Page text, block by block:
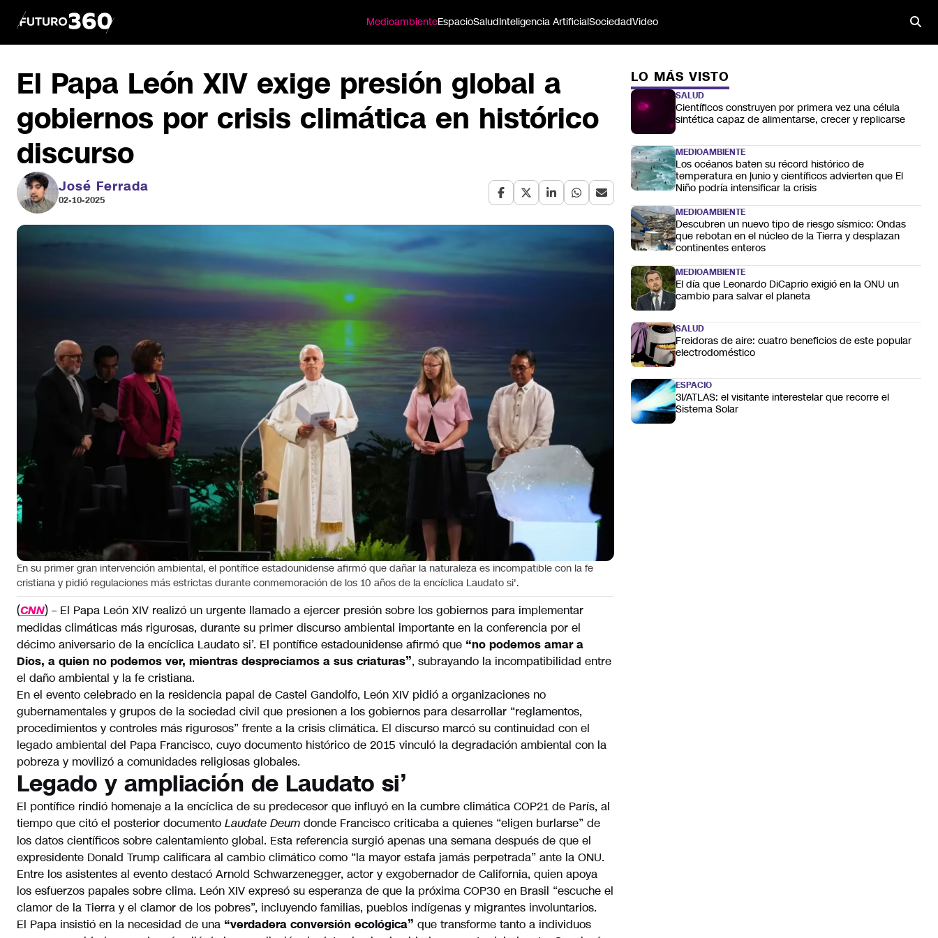
MedioambienteEspacioSaludInteligencia ArtificialSociedadVideo
El Papa León XIV exige presión global a
gobiernos por crisis climática en histórico
discurso
José Ferrada
02-10-2025
En su primer gran intervención ambiental, el pontífice estadounidense afirmó que dañar la naturaleza es incompatible con la fe
cristiana y pidió regulaciones más estrictas durante conmemoración de los 10 años de la encíclica Laudato si'.
(CNN) – El Papa León XIV realizó un urgente llamado a ejercer presión sobre los gobiernos para implementar
medidas climáticas más rigurosas, durante su primer discurso ambiental importante en la conferencia por el
décimo aniversario de la encíclica Laudato si’. El pontífice estadounidense afirmó que “no podemos amar a
Dios, a quien no podemos ver, mientras despreciamos a sus criaturas”, subrayando la incompatibilidad entre
el daño ambiental y la fe cristiana.
En el evento celebrado en la residencia papal de Castel Gandolfo, León XIV pidió a organizaciones no
gubernamentales y grupos de la sociedad civil que presionen a los gobiernos para desarrollar “reglamentos,
procedimientos y controles más rigurosos” frente a la crisis climática. El discurso marcó su continuidad con el
legado ambiental del Papa Francisco, cuyo documento histórico de 2015 vinculó la degradación ambiental con la
pobreza y movilizó a comunidades religiosas globales.
Legado y ampliación de Laudato si’
El pontífice rindió homenaje a la encíclica de su predecesor que influyó en la cumbre climática COP21 de París, al
tiempo que citó el posterior documento Laudate Deum donde Francisco criticaba a quienes “eligen burlarse” de
los datos científicos sobre calentamiento global. Esta referencia surgió apenas una semana después de que el
expresidente Donald Trump calificara al cambio climático como “la mayor estafa jamás perpetrada” ante la ONU.
Entre los asistentes al evento destacó Arnold Schwarzenegger, actor y exgobernador de California, quien apoya
los esfuerzos papales sobre clima. León XIV expresó su esperanza de que la próxima COP30 en Brasil “escuche el
clamor de la Tierra y el clamor de los pobres”, incluyendo familias, pueblos indígenas y migrantes involuntarios.
El Papa insistió en la necesidad de una “verdadera conversión ecológica” que transforme tanto a individuos
LO MÁS VISTO
SALUD
Científicos construyen por primera vez una célula
sintética capaz de alimentarse, crecer y replicarse
MEDIOAMBIENTE
Los océanos baten su récord histórico de
temperatura en junio y científicos advierten que El
Niño podría intensificar la crisis
MEDIOAMBIENTE
Descubren un nuevo tipo de riesgo sísmico: Ondas
que rebotan en el núcleo de la Tierra y desplazan
continentes enteros
MEDIOAMBIENTE
El día que Leonardo DiCaprio exigió en la ONU un
cambio para salvar el planeta
SALUD
Freidoras de aire: cuatro beneficios de este popular
electrodoméstico
ESPACIO
3I/ATLAS: el visitante interestelar que recorre el
Sistema Solar